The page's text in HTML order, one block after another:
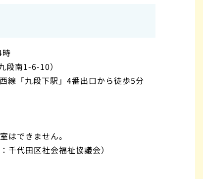
段南1-6-10）
線「九段下駅」4番出口から徒歩5分
はできません。
千代田区社会福祉協議会）